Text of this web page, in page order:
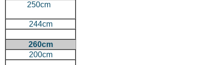
250cm
244cm
260cm
200cm